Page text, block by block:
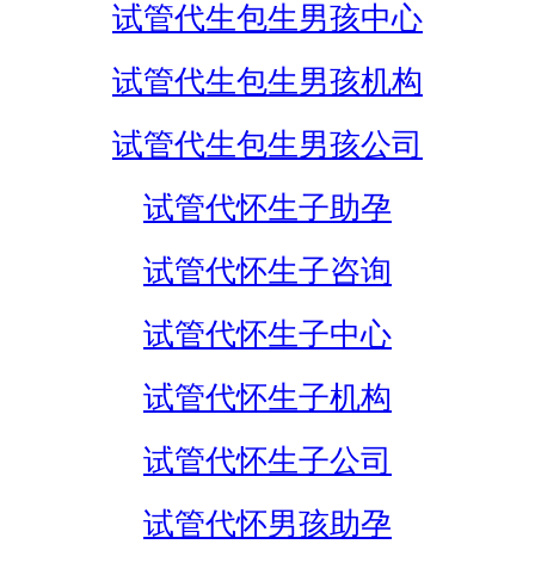
试管代生包生男孩中心
试管代生包生男孩机构
试管代生包生男孩公司
试管代怀生子助孕
试管代怀生子咨询
试管代怀生子中心
试管代怀生子机构
试管代怀生子公司
试管代怀男孩助孕